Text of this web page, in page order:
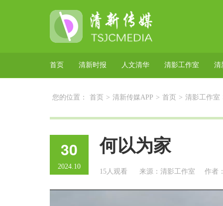
首页 清新时报 人文清华 清影工作室 清
您的位置： 首页 > 清新传媒APP > 首页 > 清影工作室
30
2024.10
何以为家
15人观看 来源：清影工作室 作者